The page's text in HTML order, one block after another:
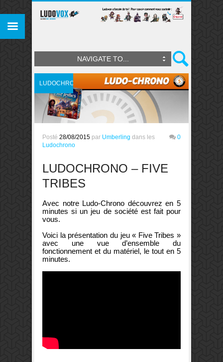
NAVIGATE TO...
LUDOCHRONO
Posté 28/08/2015 par Umberling dans les
Ludochrono
0
LUDOCHRONO – FIVE
TRIBES
Avec notre Ludo-Chrono découvrez en 5
minutes si un jeu de société est fait pour
vous.
Voici la présentation du jeu « Five Tribes »
avec une vue d’ensemble du
fonctionnement et du matériel, le tout en 5
minutes.